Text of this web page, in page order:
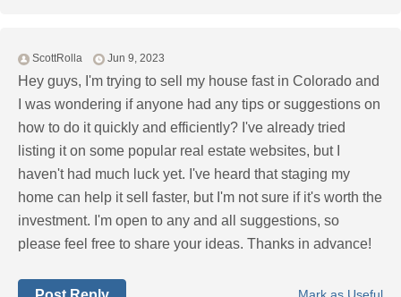
ScottRolla Jun 9, 2023
Hey guys, I'm trying to sell my house fast in Colorado and
I was wondering if anyone had any tips or suggestions on
how to do it quickly and efficiently? I've already tried
listing it on some popular real estate websites, but I
haven't had much luck yet. I've heard that staging my
home can help it sell faster, but I'm not sure if it's worth the
investment. I'm open to any and all suggestions, so
please feel free to share your ideas. Thanks in advance!